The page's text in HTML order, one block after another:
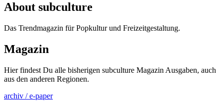
About subculture
Das Trendmagazin für Popkultur und Freizeitgestaltung.
Magazin
Hier findest Du alle bisherigen subculture Magazin Ausgaben, auch
aus den anderen Regionen.
archiv / e-paper